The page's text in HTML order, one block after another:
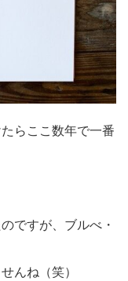
らここ数年で一番
ですが、ブルべ・
んね（笑）